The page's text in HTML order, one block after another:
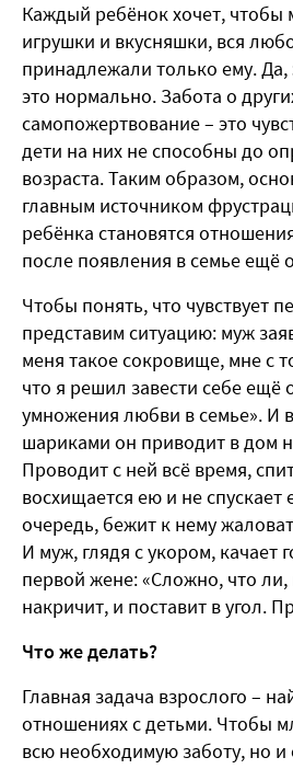
Каждый ребёнок хочет, чтобы
игрушки и вкусняшки, вся
принадлежали только ему. Да,
это нормально. Забота о
самопожертвование – это
дети на них не способны до
возраста. Таким образом,
главным источником
ребёнка становятся
после появления в семье ещё
Чтобы понять, что чувствует
представим ситуацию: муж
меня такое сокровище, мне с
что я решил завести себе ещё
умножения любви в семье». И
шариками он приводит в дом
Проводит с ней всё время,
восхищается ею и не спускает
очередь, бежит к нему
И муж, глядя с укором, качает
первой жене: «Сложно, что ли,
накричит, и поставит в угол.
Что же делать?
Главная задача взрослого –
отношениях с детьми. Чтобы
всю необходимую заботу, но